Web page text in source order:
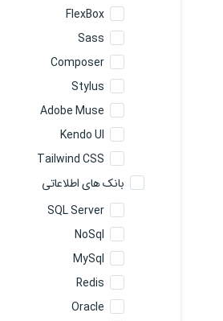
FlexBox
Sass
Composer
Stylus
Adobe Muse
Kendo UI
Tailwind CSS
بانک های اطلاعاتی
SQL Server
NoSql
MySql
Redis
Oracle